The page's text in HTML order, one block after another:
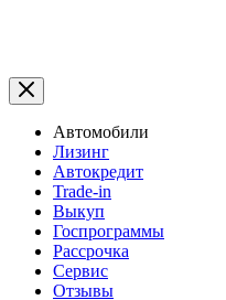
Автомобили
Лизинг
Автокредит
Trade-in
Выкуп
Госпрограммы
Рассрочка
Сервис
Отзывы